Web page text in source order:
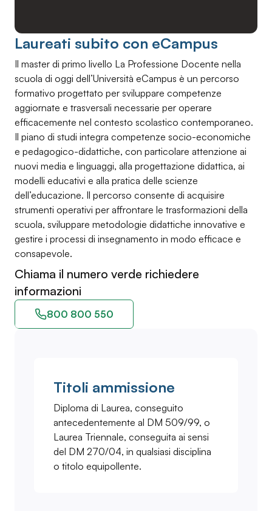
Laureati subito con eCampus
Il master di primo livello La Professione Docente nella
scuola di oggi dell’Università eCampus è un percorso
formativo progettato per sviluppare competenze
aggiornate e trasversali necessarie per operare
efficacemente nel contesto scolastico contemporaneo.
Il piano di studi integra competenze socio-economiche
e pedagogico-didattiche, con particolare attenzione ai
nuovi media e linguaggi, alla progettazione didattica, ai
modelli educativi e alla pratica delle scienze
dell’educazione. Il percorso consente di acquisire
strumenti operativi per affrontare le trasformazioni della
scuola, sviluppare metodologie didattiche innovative e
gestire i processi di insegnamento in modo efficace e
consapevole.
Chiama il numero verde richiedere
informazioni
800 800 550
Titoli ammissione
Diploma di Laurea, conseguito
antecedentemente al DM 509/99, o
Laurea Triennale, conseguita ai sensi
del DM 270/04, in qualsiasi disciplina
o titolo equipollente.